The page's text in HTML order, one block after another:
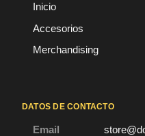
Inicio
Accesorios
Merchandising
DATOS DE CONTACTO
Email